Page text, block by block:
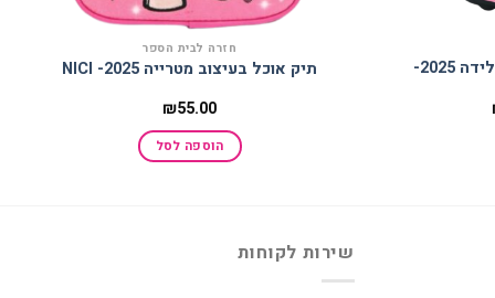
תיק אורטופדי+קלמר בעיצוב גלידה 2025-
המחיר
חזרה לבית הספר
תיק אוכל בעיצוב מטרייה 2025- NICI
₪55.00
הוספה לסל
שירות לקוחות